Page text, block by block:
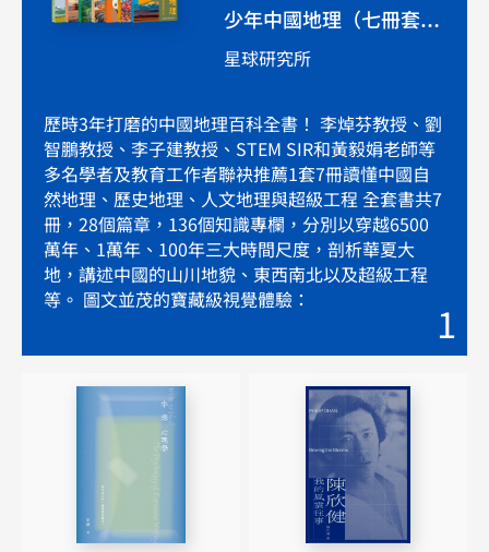
少年中國地理（七冊套裝）
星球研究所
歷時3年打磨的中國地理百科全書！ 李焯芬教授、劉
智鵬教授、李子建教授、STEM SIR和黃毅娟老師等
多名學者及教育工作者聯袂推薦1套7冊讀懂中國自
然地理、歷史地理、人文地理與超級工程 全套書共7
冊，28個篇章，136個知識專欄，分別以穿越6500
萬年、1萬年、100年三大時間尺度，剖析華夏大
地，講述中國的山川地貌、東西南北以及超級工程
等。 圖文並茂的寶藏級視覺體驗：
1